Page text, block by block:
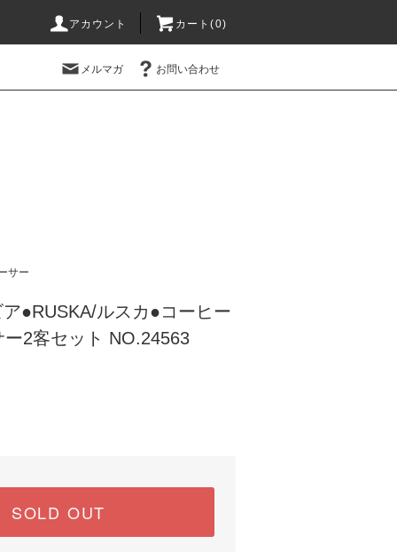
アカウント カート(0)
メルマガ お問い合わせ
サー
●RUSKA/ルスカ●コーヒー
2客セット NO.24563
SOLD OUT